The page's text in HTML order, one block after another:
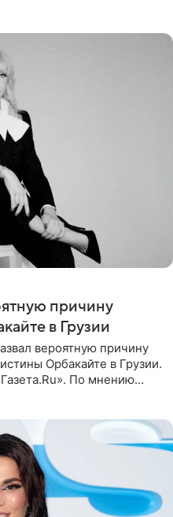
причину
в Грузии
вероятную причину
Орбакайте в Грузии.
По мнению